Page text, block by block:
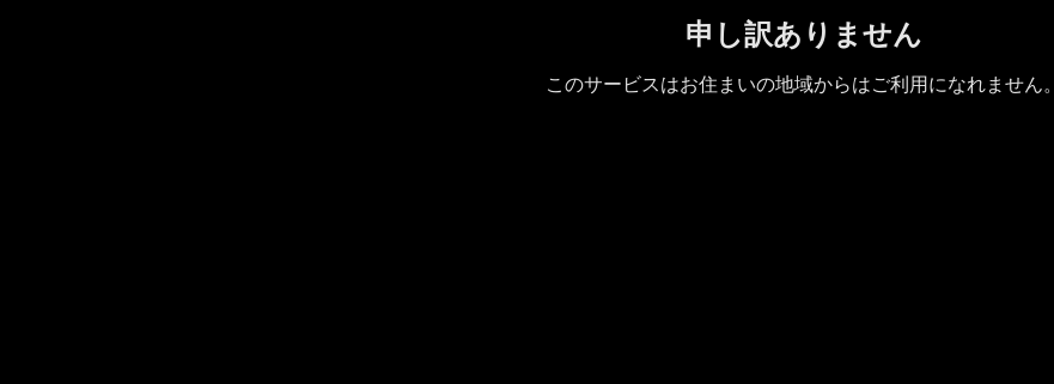
申し訳ありません
このサービスはお住まいの地域からはご利用になれません。